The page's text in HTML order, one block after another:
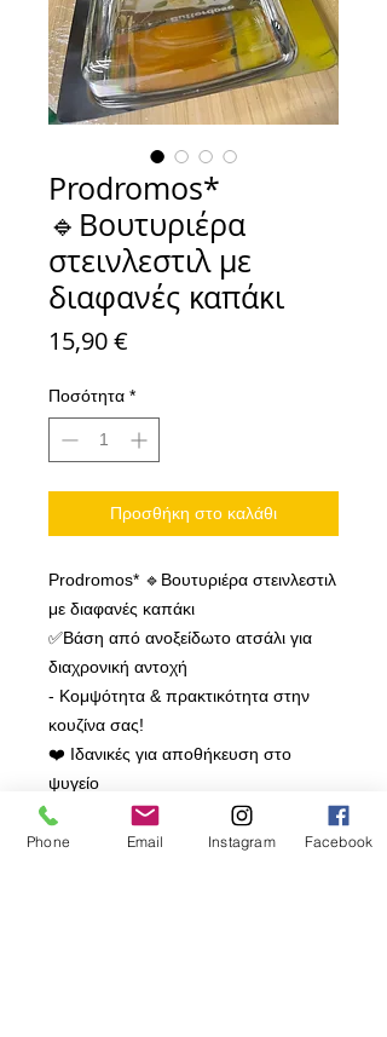
Prodromos*
🔹Βουτυριέρα
στεινλεστιλ με
διαφανές καπάκι
15,90 €
Ποσότητα *
Προσθήκη στο καλάθι
Prodromos* 🔹Βουτυριέρα στεινλεστιλ
με διαφανές καπάκι
✅Βάση από ανοξείδωτο ατσάλι για
διαχρονική αντοχή
- Κομψότητα & πρακτικότητα στην
κουζίνα σας!
❤️ Ιδανικές για αποθήκευση στο
ψυγείο
❤️ Ιδανικές για σερβίρισμα στο
τραπέζι
Phone Email Instagram Facebook